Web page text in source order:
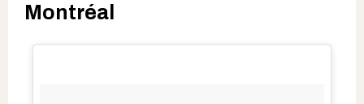
Montréal